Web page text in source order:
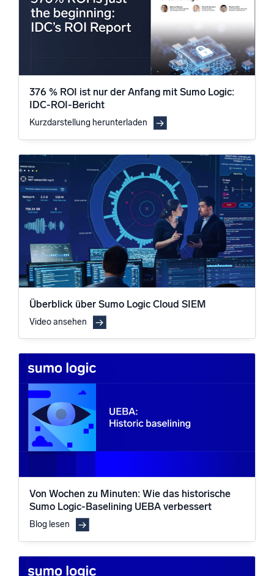
376 % ROI ist nur der Anfang mit Sumo Logic:
IDC-ROI-Bericht
Kurzdarstellung herunterladen
Überblick über Sumo Logic Cloud SIEM
Video ansehen
Von Wochen zu Minuten: Wie das historische
Sumo Logic-Baselining UEBA verbessert
Blog lesen